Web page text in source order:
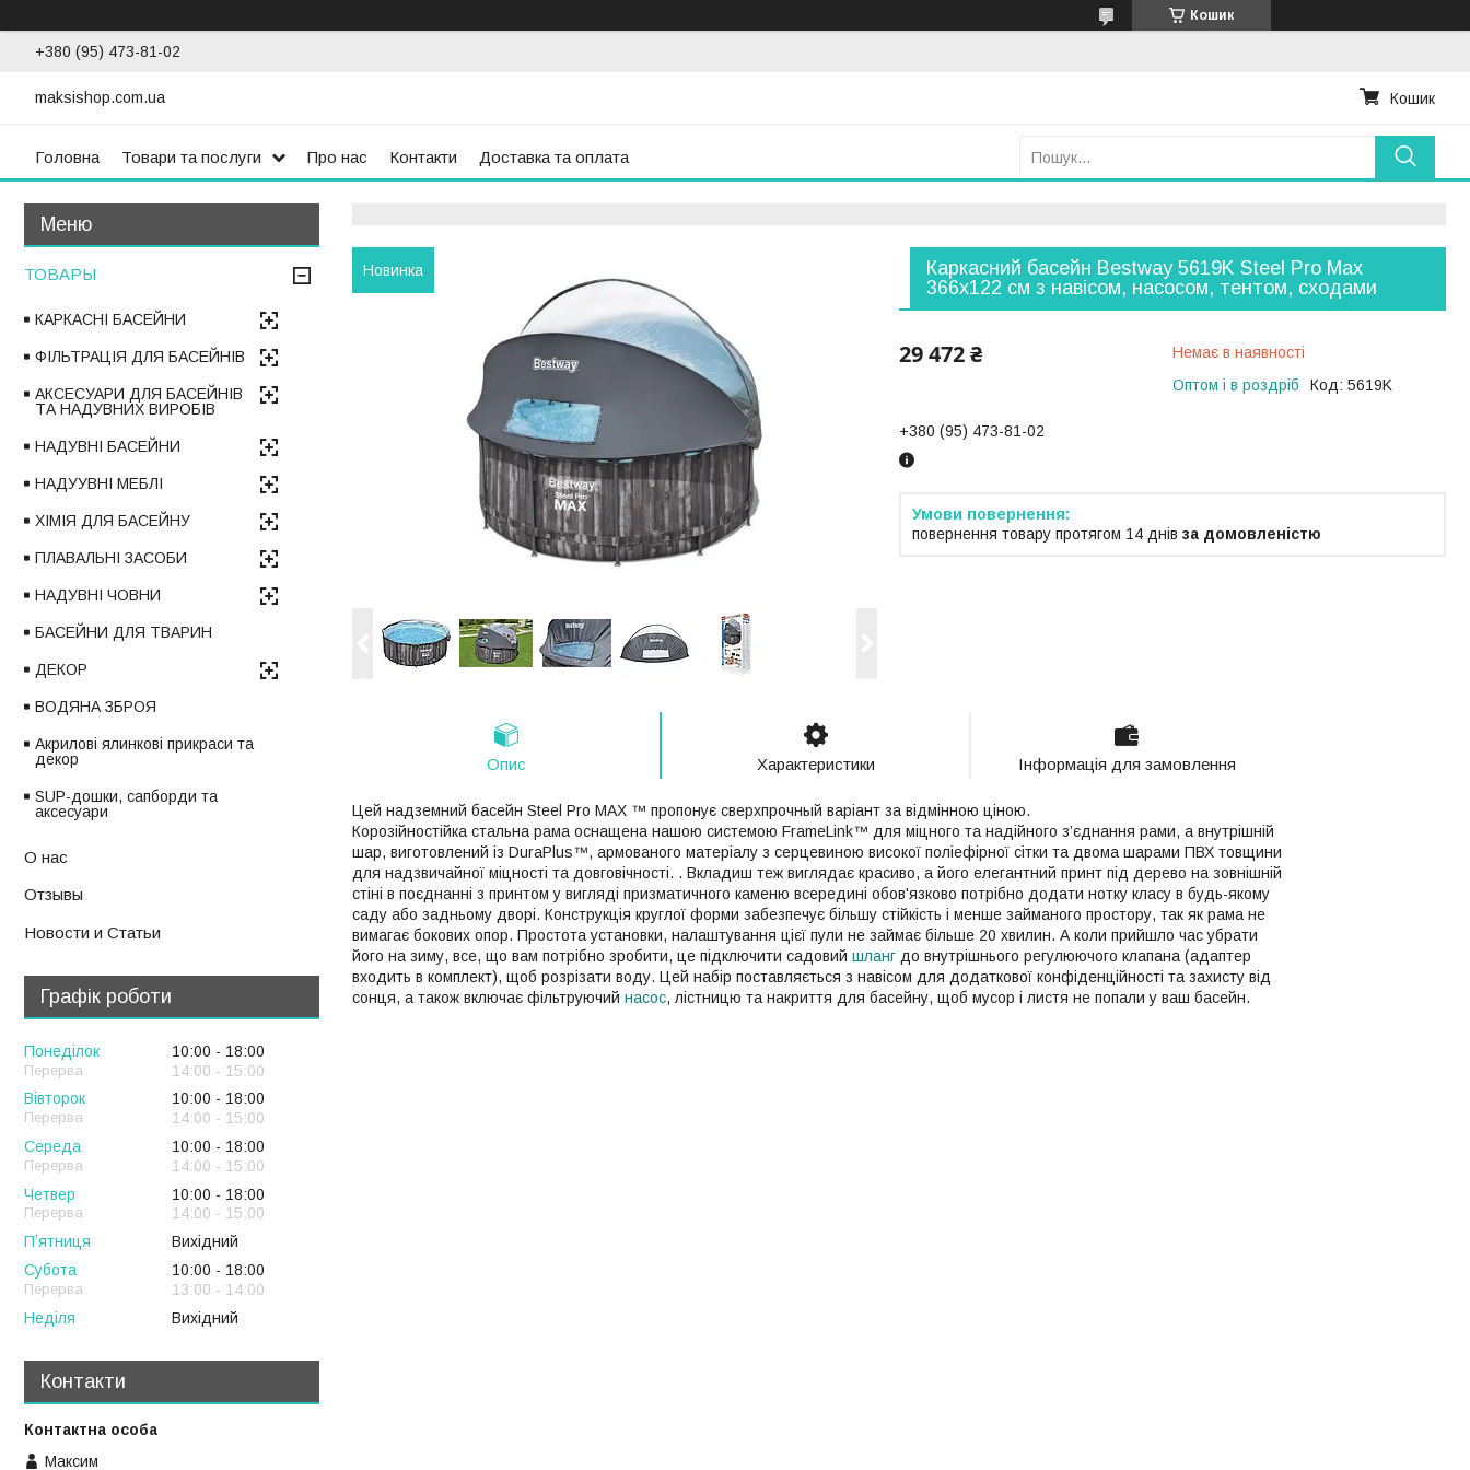
Кошик
+380 (95) 473-81-02
maksishop.com.ua Кошик
Головна Товари та послуги Про нас Контакти Доставка та оплата
Новинка
Каркасний басейн Bestway 5619K Steel Pro Max
366х122 см з навісом, насосом, тентом, сходами
29 472 ₴
Немає в наявності
Оптом і в роздріб
Код: 5619K
+380 (95) 473-81-02
повернення товару протягом 14 днів за домовленістю
Опис Характеристики Інформація для замовлення
Цей надземний басейн Steel Pro MAX ™ пропонує сверхпрочный варіант за відмінною ціною.
Корозійностійка стальна рама оснащена нашою системою FrameLink™ для міцного та надійного з’єднання рами, а внутрішній
шар, виготовлений із DuraPlus™, армованого матеріалу з серцевиною високої поліефірної сітки та двома шарами ПВХ товщини
для надзвичайної міцності та довговічності. . Вкладиш теж виглядає красиво, а його елегантний принт під дерево на зовнішній
стіні в поєднанні з принтом у вигляді призматичного каменю всередині обов'язково потрібно додати нотку класу в будь-якому
саду або задньому дворі. Конструкція круглої форми забезпечує більшу стійкість і менше займаного простору, так як рама не
вимагає бокових опор. Простота установки, налаштування цієї пули не займає більше 20 хвилин. А коли прийшло час убрати
його на зиму, все, що вам потрібно зробити, це підключити садовий шланг до внутрішнього регулюючого клапана (адаптер
входить в комплект), щоб розрізати воду. Цей набір поставляється з навісом для додаткової конфіденційності та захисту від
сонця, а також включає фільтруючий насос, лістницю та накриття для басейну, щоб мусор і листя не попали у ваш басейн.
ТОВАРЫ
КАРКАСНІ БАСЕЙНИ
ФІЛЬТРАЦІЯ ДЛЯ БАСЕЙНІВ
АКСЕСУАРИ ДЛЯ БАСЕЙНІВ
ТА НАДУВНИХ ВИРОБІВ
НАДУВНІ БАСЕЙНИ
НАДУУВНІ МЕБЛІ
ХІМІЯ ДЛЯ БАСЕЙНУ
ПЛАВАЛЬНІ ЗАСОБИ
НАДУВНІ ЧОВНИ
БАСЕЙНИ ДЛЯ ТВАРИН
ДЕКОР
ВОДЯНА ЗБРОЯ
Акрилові ялинкові прикраси та
декор
SUP-дошки, сапборди та
аксесуари
О нас
Отзывы
Новости и Статьи
Графік роботи
Понеділок 10:00
18:00
14:00
15:00
Вівторок
10:00
18:00
14:00
15:00
Середа
10:00
18:00
14:00
15:00
Четвер
10:00
18:00
14:00
15:00
Пʼятниця
Вихідний
Субота
10:00
18:00
13:00
14:00
Неділя
Вихідний
Контакти
Максим